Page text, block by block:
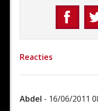
Reacties
Abdel - 16/06/2011